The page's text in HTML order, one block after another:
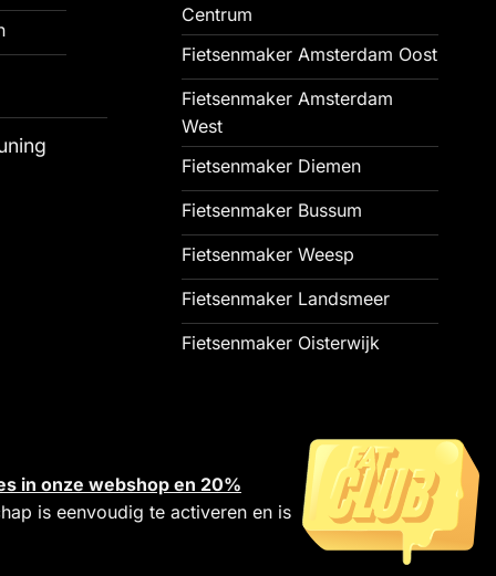
Centrum
Fietsenmaker Amsterdam Oost
Fietsenmaker Amsterdam
West
Fietsenmaker Diemen
Fietsenmaker Bussum
Fietsenmaker Weesp
Fietsenmaker Landsmeer
Fietsenmaker Oisterwijk
in onze webshop en 20%
is eenvoudig te activeren en is